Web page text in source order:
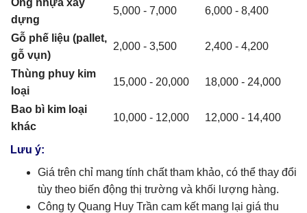
dựng
5,000 - 7,000 6,000 - 8,400
Gỗ phế liệu (pallet,
gỗ vụn)
2,000 - 3,500 2,400 - 4,200
Thùng phuy kim
loại
15,000 - 20,000 18,000 - 24,000
Bao bì kim loại
khác
10,000 - 12,000 12,000 - 14,400
Lưu ý:
Giá trên chỉ mang tính chất tham khảo, có thể thay đổi
tùy theo biến động thị trường và khối lượng hàng.
Công ty Quang Huy Trần cam kết mang lại giá thu